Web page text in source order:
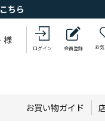
ちら
様
ログイン 会員登録 お
お買い物ガイド